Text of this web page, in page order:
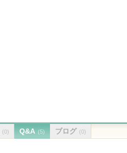
(0) Q&A (5) ブログ (0)